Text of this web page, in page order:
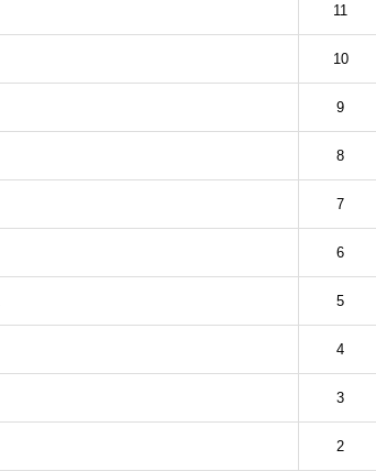
11
10
9
8
7
6
5
4
3
2